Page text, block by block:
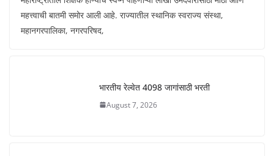
महत्त्वाची बातमी समोर आली आहे. राज्यातील स्थानिक स्वराज्य संस्था,
महानगरपालिका, नगरपरिषद,
भारतीय रेल्वेत 4098 जागांसाठी भरती
August 7, 2026